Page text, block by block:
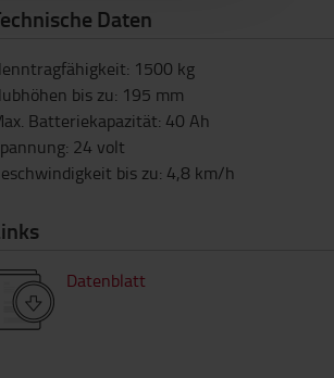
Daten
: 1500 kg
bis zu: 195 mm
Batteriekapazität: 40 Ah
: 24 volt
bis zu: 4,8 km/h
Datenblatt